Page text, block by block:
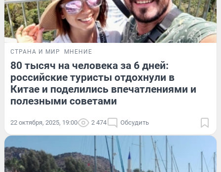
СТРАНА И МИР МНЕНИЕ
80 тысяч на человека за 6 дней:
российские туристы отдохнули в
Китае и поделились впечатлениями и
полезными советами
22 октября, 2025, 19:00 2 474 Обсудить